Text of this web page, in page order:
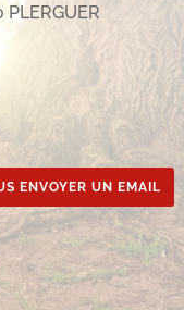
ENVOYER UN EMAIL